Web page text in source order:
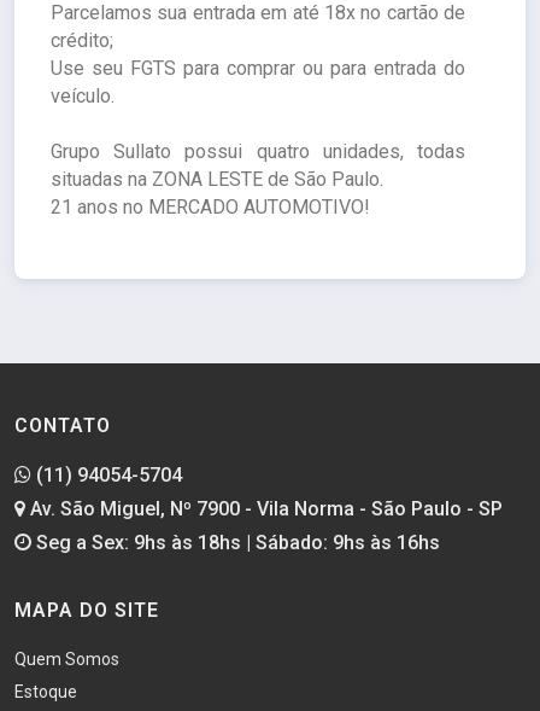
Parcelamos sua entrada em até 18x no cartão de
crédito;
Use seu FGTS para comprar ou para entrada do
veículo.
Grupo Sullato possui quatro unidades, todas
situadas na ZONA LESTE de São Paulo.
21 anos no MERCADO AUTOMOTIVO!
CONTATO
(11) 94054-5704
Av. São Miguel, Nº 7900 - Vila Norma - São Paulo - SP
Seg a Sex: 9hs às 18hs | Sábado: 9hs às 16hs
MAPA DO SITE
Quem Somos
Estoque